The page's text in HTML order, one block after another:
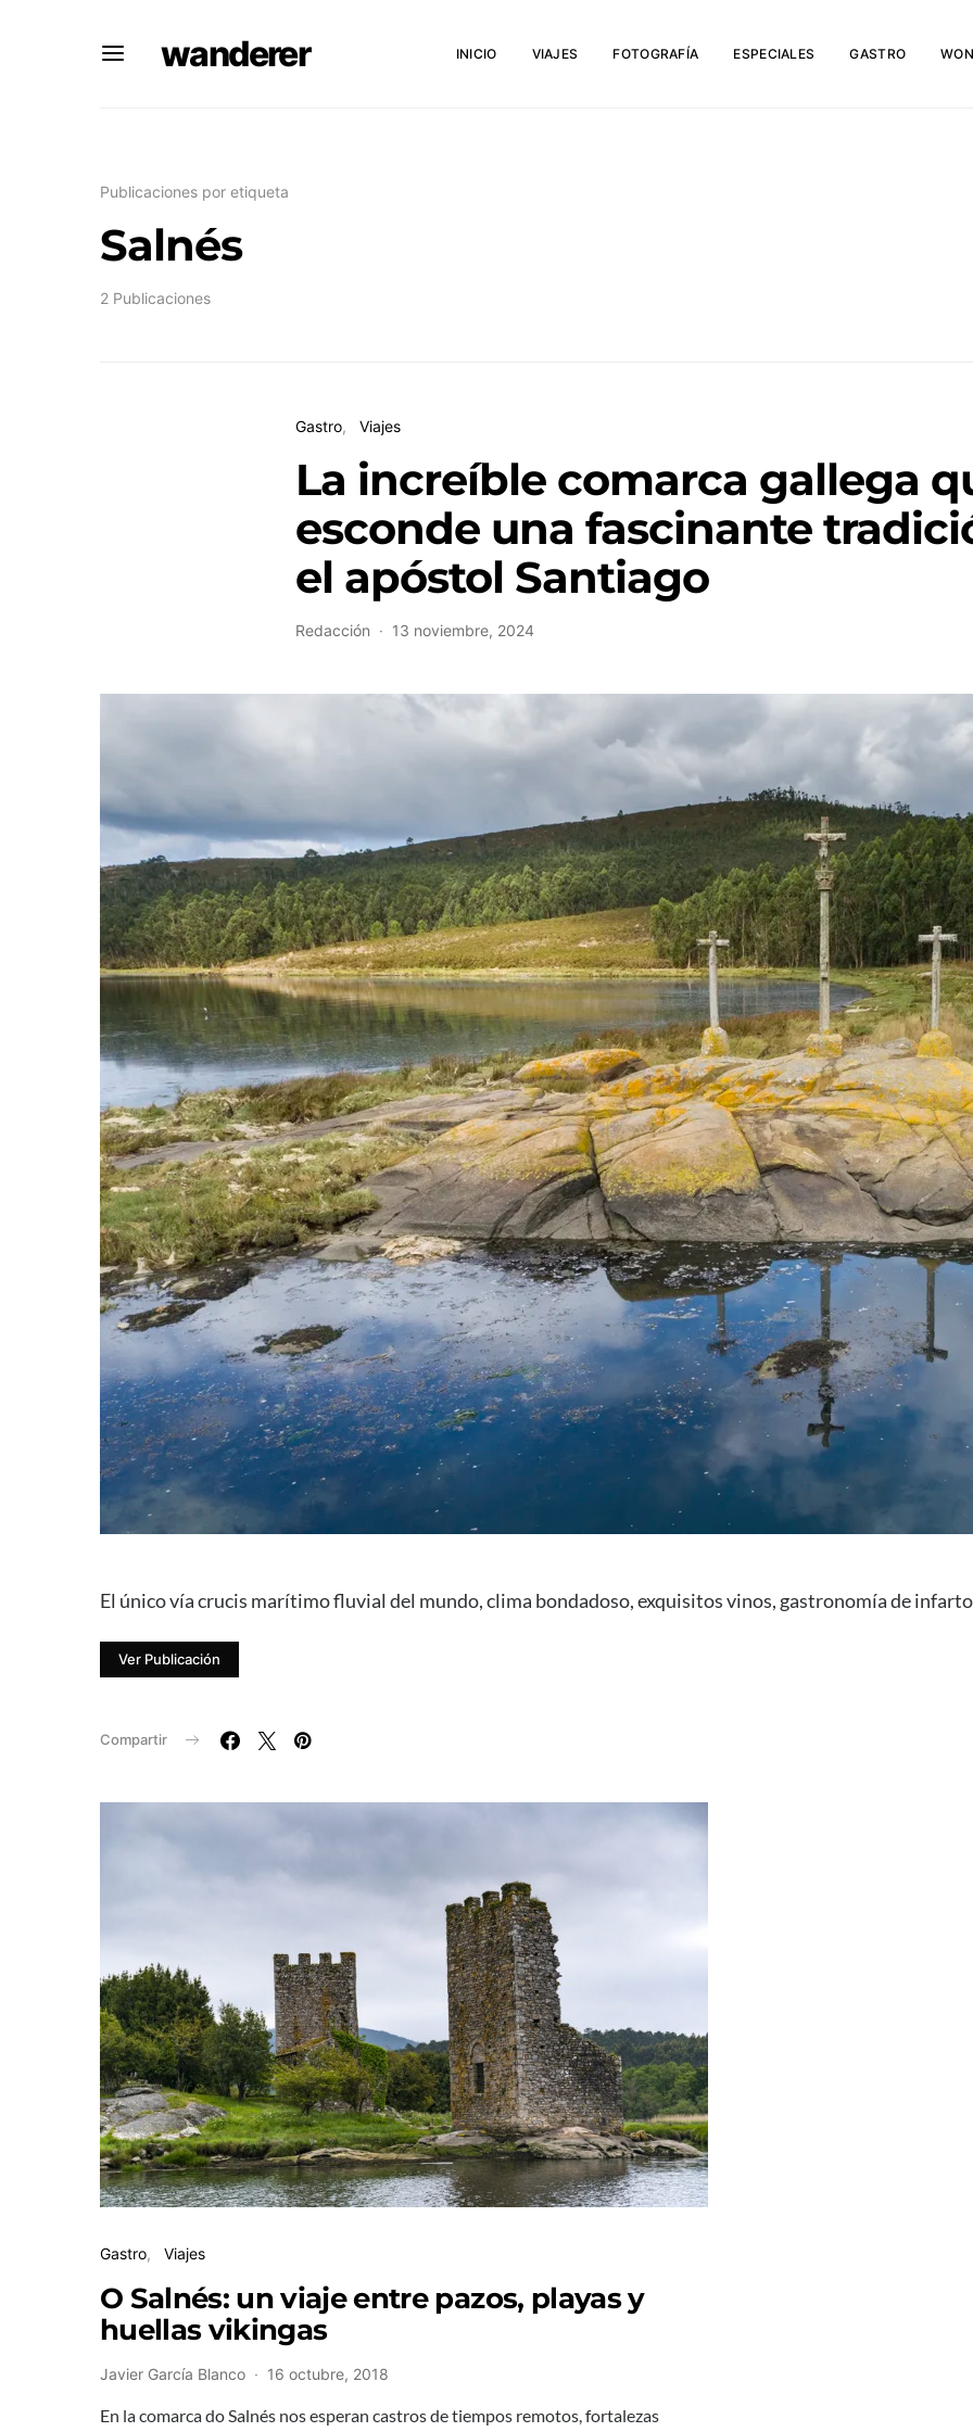
wanderer INICIO VIAJES FOTOGRAFÍA ESPECIALES GASTRO
Publicaciones por etiqueta
Salnés
2 Publicaciones
Gastro Viajes
La increíble comarca gallega
esconde una fascinante
el apóstol Santiago
Redacción 13 noviembre, 2024
El único vía crucis marítimo fluvial del mundo, clima bondadoso, exquisitos vinos, gastronomía de
Ver Publicación
Compartir
Gastro Viajes
O Salnés: un viaje entre pazos, playas y
huellas vikingas
Javier García Blanco 16 octubre, 2018
En la comarca do Salnés nos esperan castros de tiempos remotos, fortalezas